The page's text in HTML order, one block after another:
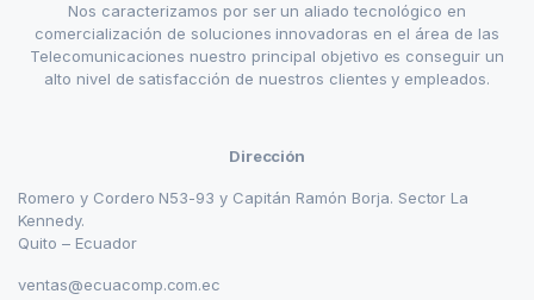
Nos caracterizamos por ser un aliado tecnológico en
comercialización de soluciones innovadoras en el área de las
Telecomunicaciones nuestro principal objetivo es conseguir un
alto nivel de satisfacción de nuestros clientes y empleados.
Dirección
Romero y Cordero N53-93 y Capitán Ramón Borja. Sector La
Kennedy.
Quito – Ecuador
ventas@ecuacomp.com.ec